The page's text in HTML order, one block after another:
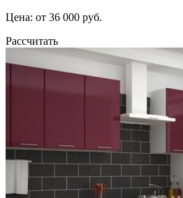
Цена: от 36 000 руб.
Рассчитать